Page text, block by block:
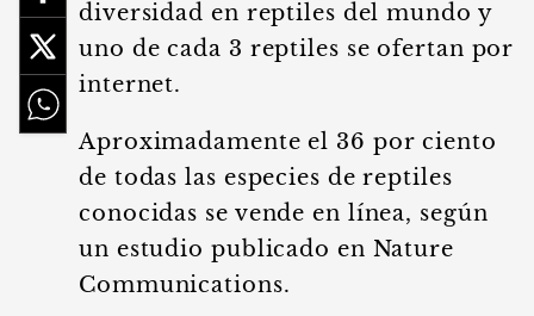
diversidad en reptiles del mundo y
uno de cada 3 reptiles se ofertan por
internet.
Aproximadamente el 36 por ciento
de todas las especies de reptiles
conocidas se vende en línea, según
un estudio publicado en Nature
Communications.